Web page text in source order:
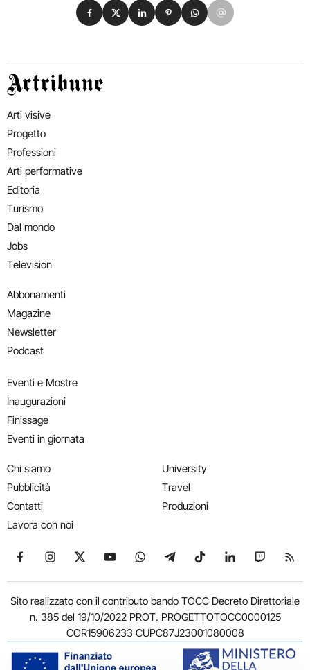
Condividi su Facebook
Condividi su X
Condividi su LinkedIn
Condividi su Pinterest
Condividi su WhatsApp
Condividi su Email
Artribune
Arti visive
Progetto
Professioni
Arti performative
Editoria
Turismo
Dal mondo
Jobs
Television
Abbonamenti
Magazine
Newsletter
Podcast
Eventi e Mostre
Inaugurazioni
Finissage
Eventi in giornata
Chi siamo
Pubblicità
Contatti
Lavora con noi
University
Travel
Produzioni
Seguici su Facebook
Seguici su Instagram
Seguici su X
Seguici su YouTube
Seguici su WhatsApp
Seguici su Telegram
Seguici su TikTok
Seguici su
Seguici
Sito realizzato con il contributo bando TOCC Decreto Direttoriale
n. 385 del 19/10/2022 PROT. PROGETTOTOCC0000125
COR15906233 CUPC87J23001080008